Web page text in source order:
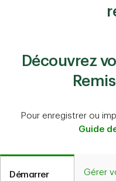
Découvrez
Pour enregistrer ou
Guide
Démarrer
Gérer